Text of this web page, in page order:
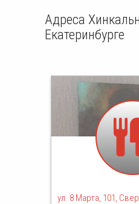
Адреса
Екатеринбурге
ул. 8 Марта, 101,